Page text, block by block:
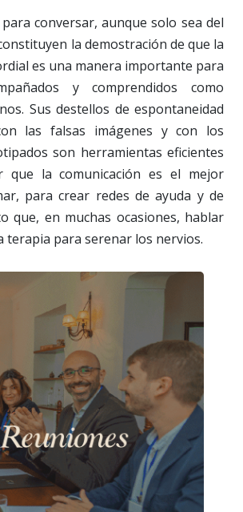
conversar, aunque solo sea del
la demostración de que la
es una manera importante para
y comprendidos como
Sus destellos de espontaneidad
las falsas imágenes y con los
son herramientas eficientes
que la comunicación es el mejor
para crear redes de ayuda y de
que, en muchas ocasiones, hablar
terapia para serenar los nervios.